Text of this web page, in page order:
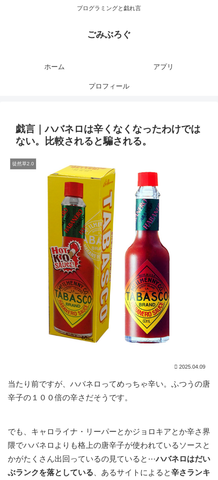
プログラミングと戯れ言
ごみぶろぐ
ホーム アプリ
プロフィール
戯言｜ハバネロは辛くなくなったわけでは
ない。比較されると騙される。
徒然草2.0
2025.04.09
当たり前ですが、ハバネロってめっちゃ辛い。ふつうの唐
辛子の１００倍の辛さだそうです。
でも、キャロライナ・リーパーとかジョロキアとか辛さ界
隈でハバネロよりも格上の唐辛子が使われているソースと
かがたくさん出回っているの見ていると⋯ハバネロはだい
ぶランクを落としている 、あるサイトによると辛さランキ